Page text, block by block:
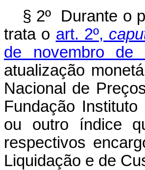
§ 2º Durante o
trata o art. 2º,
de novembro de
atualização
Nacional de
Fundação
ou outro índice
respectivos
Liquidação e de